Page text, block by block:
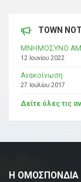
TOWN
ΜΝΗΜΟΣΥΝΟ
12 Ιουνίου 2022
Ανακοίνωση
27 Ιουλίου 2017
Δείτε όλες τις
Η ΟΜΟΣΠΟΝΔΙΑ